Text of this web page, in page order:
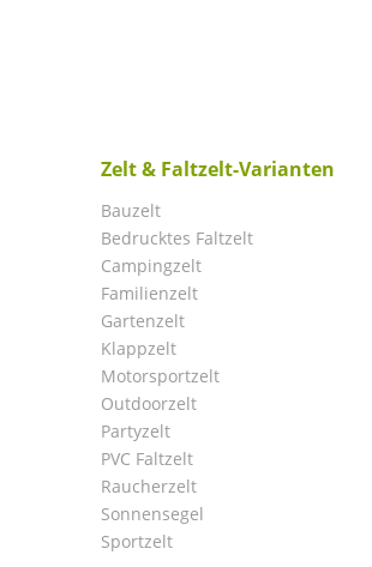
Zelt & Faltzelt-Varianten
Bauzelt
Bedrucktes Faltzelt
Campingzelt
Familienzelt
Gartenzelt
Klappzelt
Motorsportzelt
Outdoorzelt
Partyzelt
PVC Faltzelt
Raucherzelt
Sonnensegel
Sportzelt